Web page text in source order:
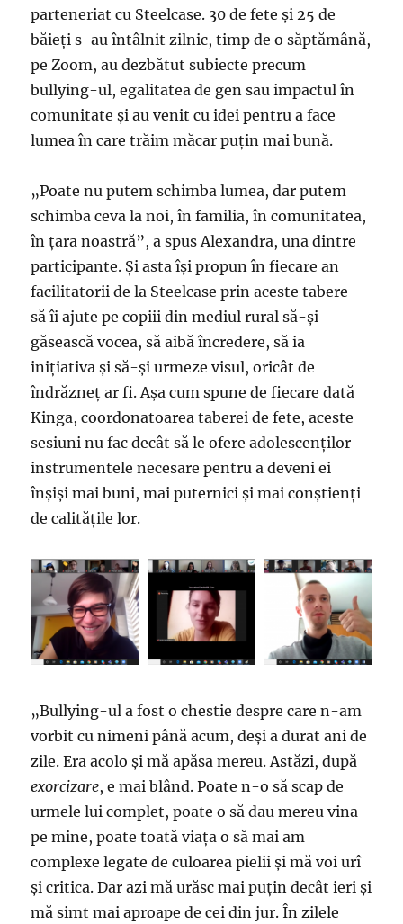
parteneriat cu Steelcase. 30 de fete și 25 de
băieți s-au întâlnit zilnic, timp de o săptămână,
pe Zoom, au dezbătut subiecte precum
bullying-ul, egalitatea de gen sau impactul în
comunitate și au venit cu idei pentru a face
lumea în care trăim măcar puțin mai bună.
„Poate nu putem schimba lumea, dar putem
schimba ceva la noi, în familia, în comunitatea,
în țara noastră”, a spus Alexandra, una dintre
participante. Și asta își propun în fiecare an
facilitatorii de la Steelcase prin aceste tabere –
să îi ajute pe copiii din mediul rural să-și
găsească vocea, să aibă încredere, să ia
inițiativa și să-și urmeze visul, oricât de
îndrăzneț ar fi. Așa cum spune de fiecare dată
Kinga, coordonatoarea taberei de fete, aceste
sesiuni nu fac decât să le ofere adolescenților
instrumentele necesare pentru a deveni ei
înșiși mai buni, mai puternici și mai conștienți
de calitățile lor.
„Bullying-ul a fost o chestie despre care n-am
vorbit cu nimeni până acum, deși a durat ani de
zile. Era acolo și mă apăsa mereu. Astăzi, după
exorcizare, e mai blând. Poate n-o să scap de
urmele lui complet, poate o să dau mereu vina
pe mine, poate toată viața o să mai am
complexe legate de culoarea pielii și mă voi urî
și critica. Dar azi mă urăsc mai puțin decât ieri și
mă simt mai aproape de cei din jur. În zilele